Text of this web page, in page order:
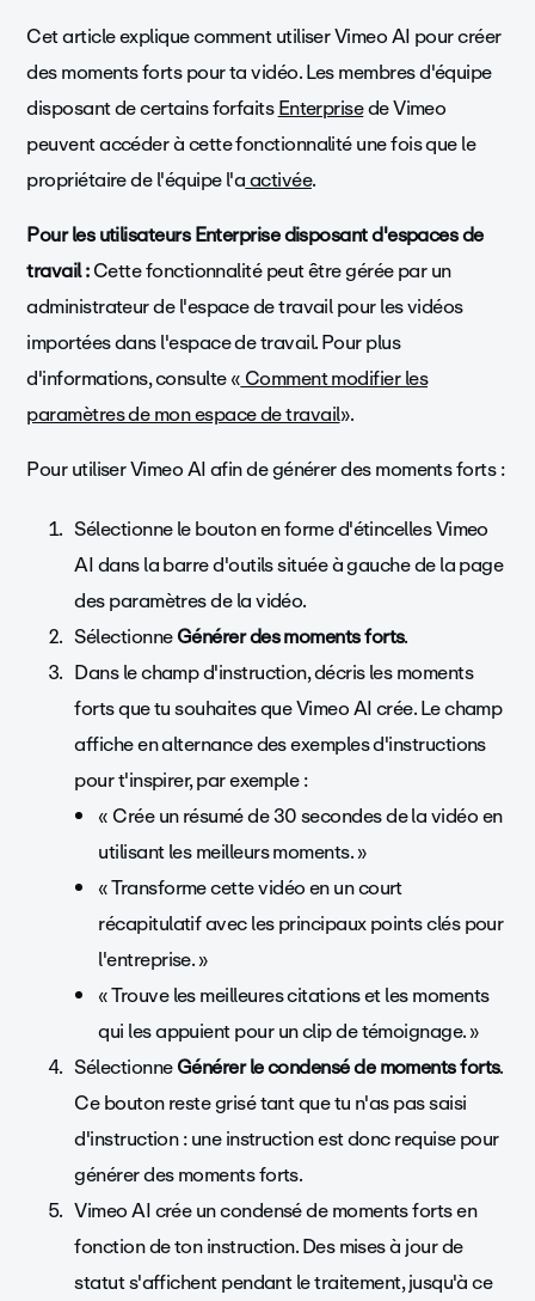
Cet article explique comment utiliser Vimeo AI pour créer
des moments forts pour ta vidéo. Les membres d'équipe
disposant de certains forfaitsEnterprisede Vimeo
peuvent accéder à cette fonctionnalité une fois que le
propriétaire de l'équipe l'aactivée.
Pour les utilisateurs Enterprise disposant d'espaces de
travail :Cette fonctionnalité peut être gérée par un
administrateur de l'espace de travail pour les vidéos
importées dans l'espace de travail. Pour plus
d'informations, consulte «Comment modifier les
paramètres de mon espace de travail».
Pour utiliser Vimeo AI afin de générer des moments forts :
Sélectionne le bouton en forme d'étincelles Vimeo
AI dans la barre d'outils située à gauche de la page
des paramètres de la vidéo.
SélectionneGénérer des moments forts.
Dans le champ d'instruction, décris les moments
forts que tu souhaites que Vimeo AI crée. Le champ
affiche en alternance des exemples d'instructions
pour t'inspirer, par exemple :
« Crée un résumé de 30 secondes de la vidéo en
utilisant les meilleurs moments. »
« Transforme cette vidéo en un court
récapitulatif avec les principaux points clés pour
l'entreprise. »
« Trouve les meilleures citations et les moments
qui les appuient pour un clip de témoignage. »
SélectionneGénérer le condensé de moments forts.
Ce bouton reste grisé tant que tu n'as pas saisi
d'instruction : une instruction est donc requise pour
générer des moments forts.
Vimeo AI crée un condensé de moments forts en
fonction de ton instruction. Des mises à jour de
statut s'affichent pendant le traitement, jusqu'à ce